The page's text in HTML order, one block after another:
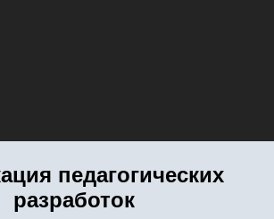
педагогических
разработок